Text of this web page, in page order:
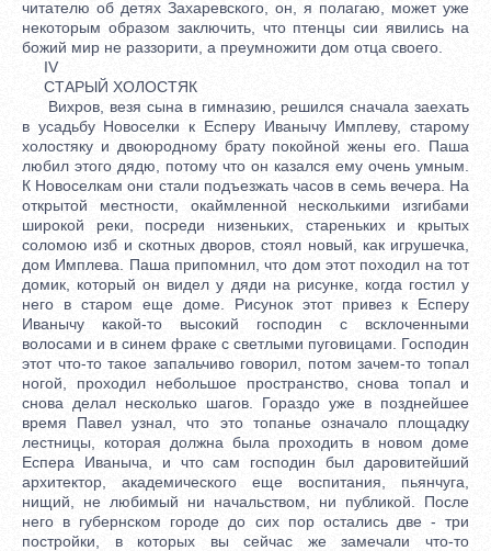
читателю об детях Захаревского, он, я полагаю, может уже
некоторым образом заключить, что птенцы сии явились на
божий мир не раззорити, а преумножити дом отца своего.
IV
СТАРЫЙ ХОЛОСТЯК
Вихров, везя сына в гимназию, решился сначала заехать
в усадьбу Новоселки к Есперу Иванычу Имплеву, старому
холостяку и двоюродному брату покойной жены его. Паша
любил этого дядю, потому что он казался ему очень умным.
К Новоселкам они стали подъезжать часов в семь вечера. На
открытой местности, окаймленной несколькими изгибами
широкой реки, посреди низеньких, стареньких и крытых
соломою изб и скотных дворов, стоял новый, как игрушечка,
дом Имплева. Паша припомнил, что дом этот походил на тот
домик, который он видел у дяди на рисунке, когда гостил у
него в старом еще доме. Рисунок этот привез к Есперу
Иванычу какой-то высокий господин с всклоченными
волосами и в синем фраке с светлыми пуговицами. Господин
этот что-то такое запальчиво говорил, потом зачем-то топал
ногой, проходил небольшое пространство, снова топал и
снова делал несколько шагов. Гораздо уже в позднейшее
время Павел узнал, что это топанье означало площадку
лестницы, которая должна была проходить в новом доме
Еспера Иваныча, и что сам господин был даровитейший
архитектор, академического еще воспитания, пьянчуга,
нищий, не любимый ни начальством, ни публикой. После
него в губернском городе до сих пор остались две - три
постройки, в которых вы сейчас же замечали что-то